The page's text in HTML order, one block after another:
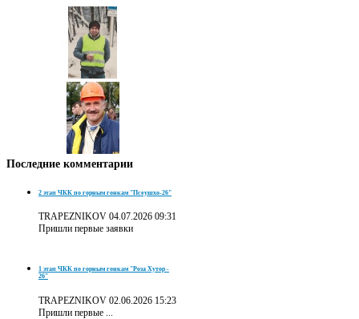
Последние комментарии
2 этап ЧКК по горным гонкам "Псеушхо-26"
TRAPEZNIKOV 04.07.2026 09:31
Пришли первые заявки
1 этап ЧКК по горным гонкам "Роза Хутор -
26"
TRAPEZNIKOV 02.06.2026 15:23
Пришли первые ...